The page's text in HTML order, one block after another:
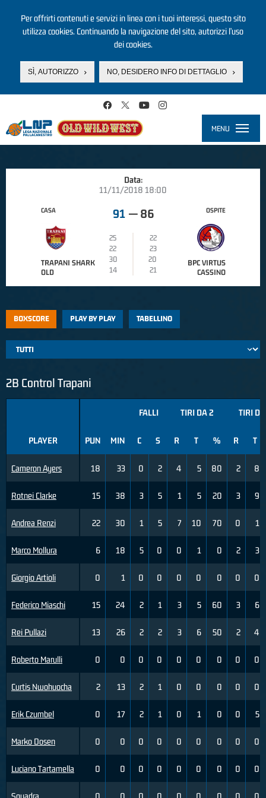
Per offrirti contenuti e servizi in linea con i tuoi interessi, questo sito
utilizza cookies. Continuando la navigazione del sito, autorizzi l’uso
dei cookies.
SÌ, AUTORIZZO NO, DESIDERO INFO DI DETTAGLIO
MENU
Data:
11/11/2018 18:00
CASA
TRAPANI SHARK
OLD
91 — 86
25
22
22
23
30
20
14
21
OSPITE
BPC VIRTUS
CASSINO
BOXSCORE PLAY BY PLAY TABELLINO
2B Control Trapani
PLAYER
Cameron Ayers
Rotnei Clarke
Andrea Renzi
Marco Mollura
Giorgio Artioli
Federico Miaschi
Rei Pullazi
Roberto Marulli
Curtis Nwohuocha
Erik Czumbel
Marko Dosen
Luciano Tartamella
FALLI TIRI DA 2 TIRI
PUN MIN C S R T % R T
18 33 0 2 4 5 80 2 8
15 38 3 5 1 5 20 3 9
22 30 1 5 7 10 70 0 1
6 18 5 0 0 1 0 2 3
0 1 0 0 0 0 0 0 0
15 24 2 1 3 5 60 3 6
13 26 2 2 3 6 50 2 4
0 0 0 0 0 0 0 0 0
2 13 2 1 0 0 0 0 0
0 17 2 1 0 1 0 0 5
0 0 0 0 0 0 0 0 0
0 0 0 0 0 0 0 0 0